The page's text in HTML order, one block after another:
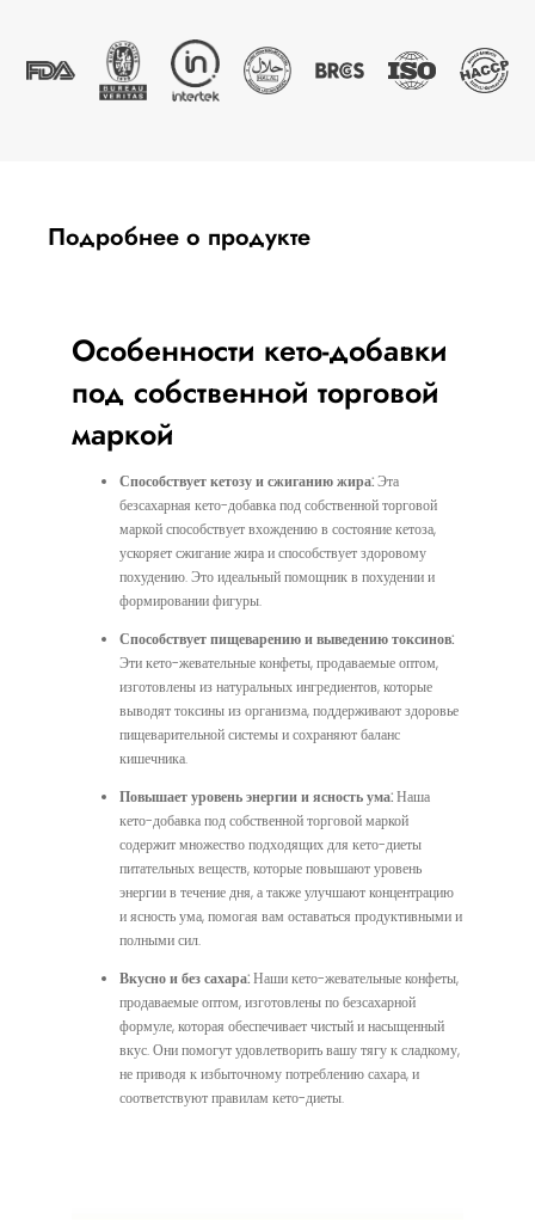
Подробнее о продукте
Особенности кето-добавки
под собственной торговой
маркой
Способствует кетозу и сжиганию жира:Эта
безсахарная кето-добавка под собственной торговой
маркой способствует вхождению в состояние кетоза,
ускоряет сжигание жира и способствует здоровому
похудению. Это идеальный помощник в похудении и
формировании фигуры.
Способствует пищеварению и выведению токсинов:
Эти кето-жевательные конфеты, продаваемые оптом,
изготовлены из натуральных ингредиентов, которые
выводят токсины из организма, поддерживают здоровье
пищеварительной системы и сохраняют баланс
кишечника.
Повышает уровень энергии и ясность ума:Наша
кето-добавка под собственной торговой маркой
содержит множество подходящих для кето-диеты
питательных веществ, которые повышают уровень
энергии в течение дня, а также улучшают концентрацию
и ясность ума, помогая вам оставаться продуктивными и
полными сил.
Вкусно и без сахара:Наши кето-жевательные конфеты,
продаваемые оптом, изготовлены по безсахарной
формуле, которая обеспечивает чистый и насыщенный
вкус. Они помогут удовлетворить вашу тягу к сладкому,
не приводя к избыточному потреблению сахара, и
соответствуют правилам кето-диеты.